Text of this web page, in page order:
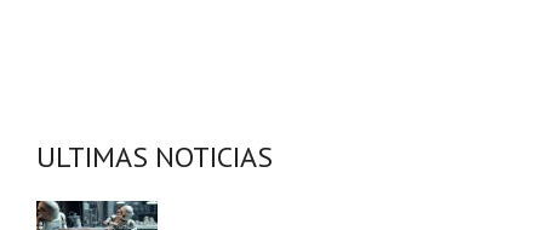
ULTIMAS NOTICIAS